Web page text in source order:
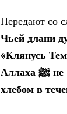
Передают со
Чьей длани
«Клянусь
Аллаха ﷺ
хлебом в